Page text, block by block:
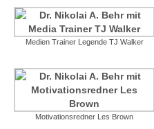
Medien Trainer Legende TJ Walker
Motivationsredner Les Brown